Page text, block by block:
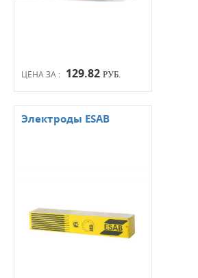
ЦЕНА ЗА : 129.82 РУБ.
Электроды ESAB